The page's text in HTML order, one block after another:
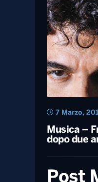
Musica –
dopo due
7 Marzo,
Post